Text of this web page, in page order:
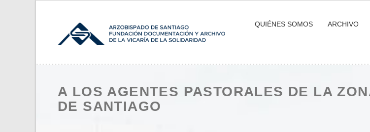
QUIÉNES SOMOS ARCHIVO
A LOS AGENTES PASTORALES DE LA
DE SANTIAGO